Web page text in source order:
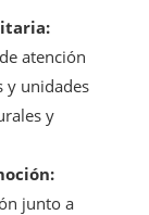
atención
y unidades
y
junto a